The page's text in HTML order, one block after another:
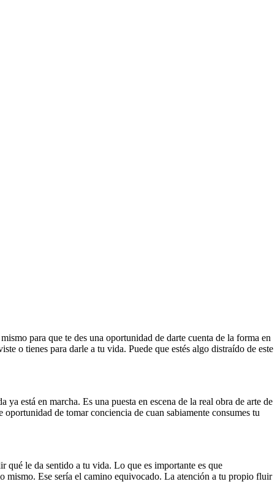
para que te des una oportunidad de darte cuenta de la forma en
o tienes para darle a tu vida. Puede que estés algo distraído de este
está en marcha. Es una puesta en escena de la real obra de arte de
de tomar conciencia de cuan sabiamente consumes tu
qué le da sentido a tu vida. Lo que es importante es que
mismo. Ese sería el camino equivocado. La atención a tu propio fluir